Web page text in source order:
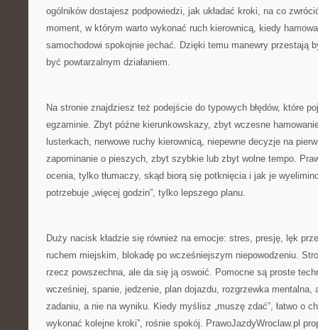
ogólników dostajesz podpowiedzi, jak układać kroki, na co
moment, w którym warto wykonać ruch kierownicą, kiedy
samochodowi spokojnie jechać. Dzięki temu manewry przestają
być powtarzalnym działaniem.
Na stronie znajdziesz też podejście do typowych błędów, które
egzaminie. Zbyt późne kierunkowskazy, zbyt wczesne
lusterkach, nerwowe ruchy kierownicą, niepewne decyzje na
zapominanie o pieszych, zbyt szybkie lub zbyt wolne tempo.
ocenia, tylko tłumaczy, skąd biorą się potknięcia i jak je
potrzebuje „więcej godzin”, tylko lepszego planu.
Duży nacisk kładzie się również na emocje: stres, presję, lęk
ruchem miejskim, blokadę po wcześniejszym niepowodzeniu.
rzecz powszechna, ale da się ją oswoić. Pomocne są proste
wcześniej, spanie, jedzenie, plan dojazdu, rozgrzewka mentalna,
zadaniu, a nie na wyniku. Kiedy myślisz „muszę zdać”, łatwo o
wykonać kolejne kroki”, rośnie spokój. PrawoJazdyWroclaw.pl